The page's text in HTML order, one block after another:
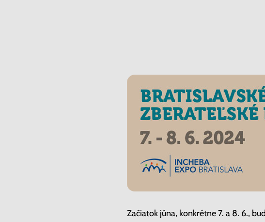
Začiatok júna, konkrétne 7. a 8. 6.,